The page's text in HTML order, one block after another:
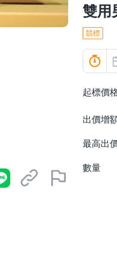
雙用
競標
起標價
出價增
最高出
數量